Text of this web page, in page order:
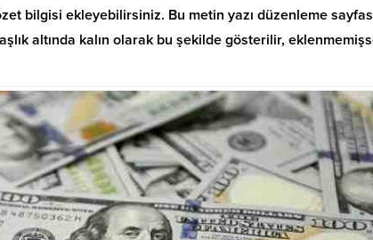
bilgisi ekleyebilirsiniz. Bu metin yazı düzenleme
altında kalın olarak bu şekilde gösterilir,